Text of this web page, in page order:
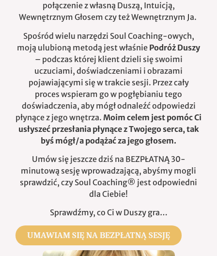
połączenie z własną Duszą, Intuicją,
Wewnętrznym Głosem czy też Wewnętrznym Ja.
Spośród wielu narzędzi Soul Coaching-owych,
moją ulubioną metodą jest właśnie Podróż Duszy
– podczas której klient dzieli się swoimi
uczuciami, doświadczeniami i obrazami
pojawiającymi się w trakcie sesji. Przez cały
proces wspieram go w pogłębianiu tego
doświadczenia, aby mógł odnaleźć odpowiedzi
płynące z jego wnętrza. Moim celem jest pomóc Ci
usłyszeć przesłania płynące z Twojego serca, tak
byś mógł/a podążać za jego głosem.
Umów się jeszcze dziś na BEZPŁATNĄ 30-
minutową sesję wprowadzającą, abyśmy mogli
sprawdzić, czy Soul Coaching® jest odpowiedni
dla Ciebie!
Sprawdźmy, co Ci w Duszy gra…
UMAWIAM SIĘ NA BEZPŁATNĄ SESJĘ